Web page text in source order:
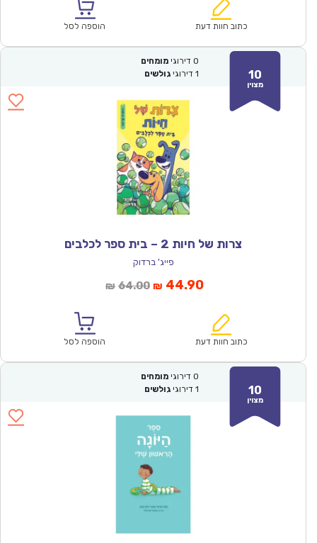
₪61.00.
הוא:
כתוב חוות דעת הוספה לסל
10
מצוין
0 דירוגי מומחים
1 דירוגי גולשים
צרות של חיות 2 – בית ספר לכלבים
פייג' ברדוק
₪ 64.00המחיר
₪64.00.
₪ 44.90המחיר
הוא:
כתוב חוות דעת הוספה לסל
10
מצוין
0 דירוגי מומחים
1 דירוגי גולשים